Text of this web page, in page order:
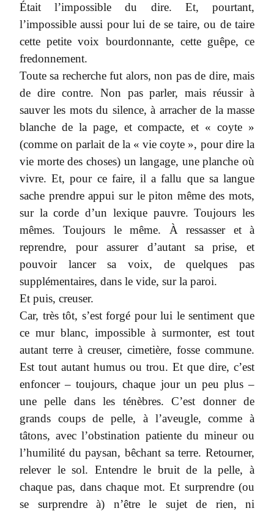
Était l’impossible du dire. Et, pourtant,
l’impossible aussi pour lui de se taire, ou de taire
cette petite voix bourdonnante, cette guêpe, ce
fredonnement.
Toute sa recherche fut alors, non pas de dire, mais
de dire contre. Non pas parler, mais réussir à
sauver les mots du silence, à arracher de la masse
blanche de la page, et compacte, et « coyte »
(comme on parlait de la « vie coyte », pour dire la
vie morte des choses) un langage, une planche où
vivre. Et, pour ce faire, il a fallu que sa langue
sache prendre appui sur le piton même des mots,
sur la corde d’un lexique pauvre. Toujours les
mêmes. Toujours le même. À ressasser et à
reprendre, pour assurer d’autant sa prise, et
pouvoir lancer sa voix, de quelques pas
supplémentaires, dans le vide, sur la paroi.
Et puis, creuser.
Car, très tôt, s’est forgé pour lui le sentiment que
ce mur blanc, impossible à surmonter, est tout
autant terre à creuser, cimetière, fosse commune.
Est tout autant humus ou trou. Et que dire, c’est
enfoncer – toujours, chaque jour un peu plus –
une pelle dans les ténèbres. C’est donner de
grands coups de pelle, à l’aveugle, comme à
tâtons, avec l’obstination patiente du mineur ou
l’humilité du paysan, bêchant sa terre. Retourner,
relever le sol. Entendre le bruit de la pelle, à
chaque pas, dans chaque mot. Et surprendre (ou
se surprendre à) n’être le sujet de rien, ni